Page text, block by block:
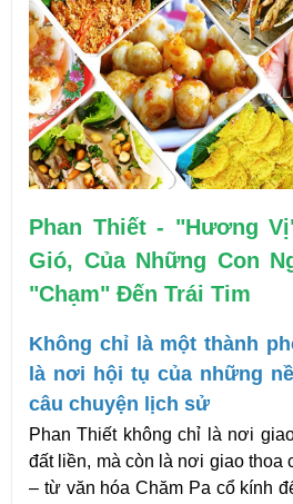
Phan Thiết - "Hương
Gió, Của Những Con
"Chạm" Đến Trái Tim
Không chỉ là một thành
là nơi hội tụ của những
câu chuyện lịch sử
Phan Thiết không chỉ là nơi
đất liền, mà còn là nơi giao thoa
– từ văn hóa Chăm Pa cổ kính